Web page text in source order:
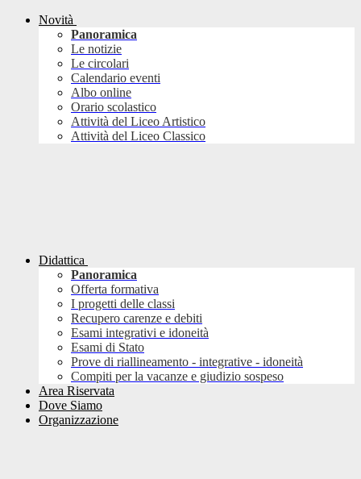
Novità
Panoramica
Le notizie
Le circolari
Calendario eventi
Albo online
Orario scolastico
Attività del Liceo Artistico
Attività del Liceo Classico
Didattica
Panoramica
Offerta formativa
I progetti delle classi
Recupero carenze e debiti
Esami integrativi e idoneità
Esami di Stato
Prove di riallineamento - integrative - idoneità
Compiti per la vacanze e giudizio sospeso
Area Riservata
Dove Siamo
Organizzazione